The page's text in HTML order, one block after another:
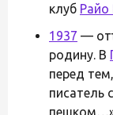
клуб Райо
1937 —
родину. В
перед
писатель